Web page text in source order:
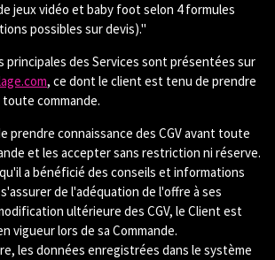
jeux vidéo et baby foot selon 4 formules
possibles sur devis)."
principales des Services sont présentées sur
, ce dont le client est tenu de prendre
commande.
prendre connaissance des CGV avant toute
et les accepter sans restriction ni réserve.
a bénéficié des conseils et informations
de l'adéquation de l'offre à ses
ultérieure des CGV, le Client est
vigueur lors de sa Commande.
les données enregistrées dans le système